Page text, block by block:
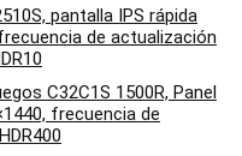
pantalla IPS rápida
de actualización
C32C1S 1500R, Panel
frecuencia de